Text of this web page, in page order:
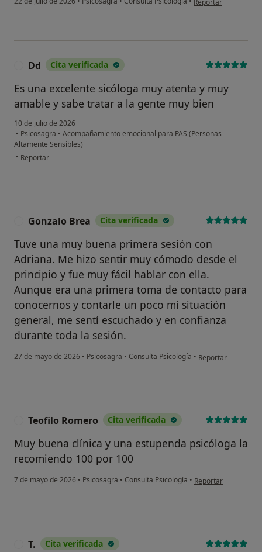
Dd Cita verificada
Es una excelente sicóloga muy atenta y muy
amable y sabe tratar a la gente muy bien
10 de julio de 2026
• Psicosagra • Acompañamiento emocional para PAS (Personas
Altamente Sensibles)
• en opinión del usuario Dd
Reportar
Gonzalo Brea Cita verificada
Tuve una muy buena primera sesión con
Adriana. Me hizo sentir muy cómodo desde el
principio y fue muy fácil hablar con ella.
Aunque era una primera toma de contacto para
conocernos y contarle un poco mi situación
general, me sentí escuchado y en confianza
durante toda la sesión.
27 de mayo de 2026 • Psicosagra • Consulta Psicología • en opinión del
Reportar
Teofilo Romero Cita verificada
Muy buena clínica y una estupenda psicóloga la
recomiendo 100 por 100
7 de mayo de 2026 • Psicosagra • Consulta Psicología • en opinión del
Reportar
T. Cita verificada